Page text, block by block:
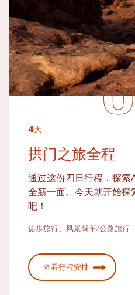
4天
拱门之旅全程
通过这份四日行程，探索
全新一面。今天就开始探
吧！
徒步旅行、风景驾车/公路旅行
查看行程安排